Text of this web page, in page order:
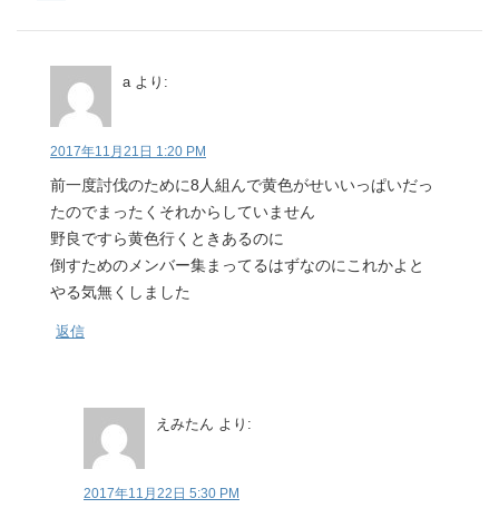
a より:
2017年11月21日 1:20 PM
前一度討伐のために8人組んで黄色がせいいっぱいだっ
たのでまったくそれからしていません
野良ですら黄色行くときあるのに
倒すためのメンバー集まってるはずなのにこれかよと
やる気無くしました
返信
えみたん より:
2017年11月22日 5:30 PM